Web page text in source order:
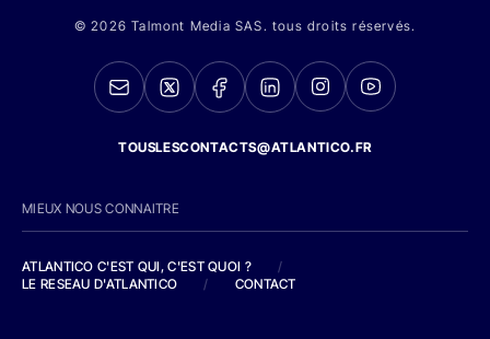
© 2026 Talmont Media SAS. tous droits réservés.
TOUSLESCONTACTS@ATLANTICO.FR
MIEUX NOUS CONNAITRE
ATLANTICO C'EST QUI, C'EST QUOI ?
/
LE RESEAU D'ATLANTICO
/ CONTACT